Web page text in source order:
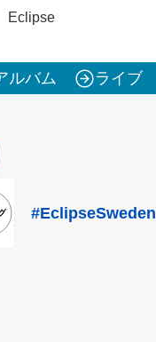
Eclipse
ルバム ライブ
#EclipseSweden